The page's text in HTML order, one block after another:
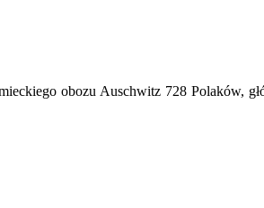
obozu Auschwitz 728 Polaków,